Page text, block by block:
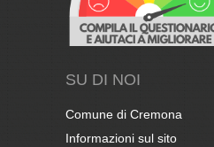
SU DI NOI
Comune di Cremona
Informazioni sul sito